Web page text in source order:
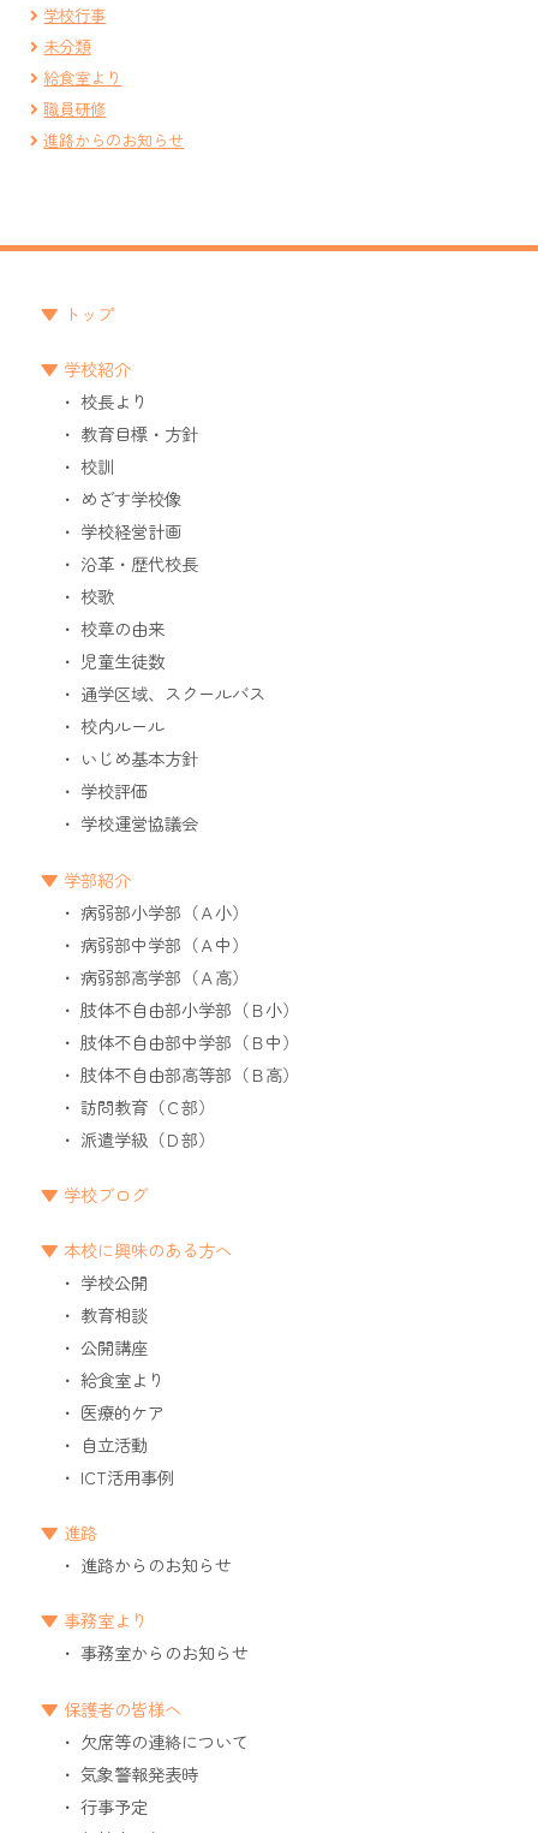
学校行事
未分類
給食室より
職員研修
進路からのお知らせ
トップ
学校紹介
校長より
教育目標・方針
校訓
めざす学校像
学校経営計画
沿革・歴代校長
校歌
校章の由来
児童生徒数
通学区域、スクールバス
校内ルール
いじめ基本方針
学校評価
学校運営協議会
学部紹介
病弱部小学部（Ａ小）
病弱部中学部（Ａ中）
病弱部高学部（Ａ高）
肢体不自由部小学部（Ｂ小）
肢体不自由部中学部（Ｂ中）
肢体不自由部高等部（Ｂ高）
訪問教育（Ｃ部）
派遣学級（Ｄ部）
学校ブログ
本校に興味のある方へ
学校公開
教育相談
公開講座
給食室より
医療的ケア
自立活動
ICT活用事例
進路
進路からのお知らせ
事務室より
事務室からのお知らせ
保護者の皆様へ
欠席等の連絡について
気象警報発表時
行事予定